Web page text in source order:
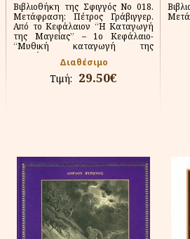
Βιβλιοθήκη της Σφιγγός Νο 018.
Μετάφραση: Πέτρος Γράβιγγερ.
Από το Κεφάλαιον “Η Καταγωγή
της Μαγείας” – 1ο Κεφάλαιο-
“Μυθική καταγωγή της
Μαγείας”:...
Διαθέσιμο
Τιμή: 29.50€